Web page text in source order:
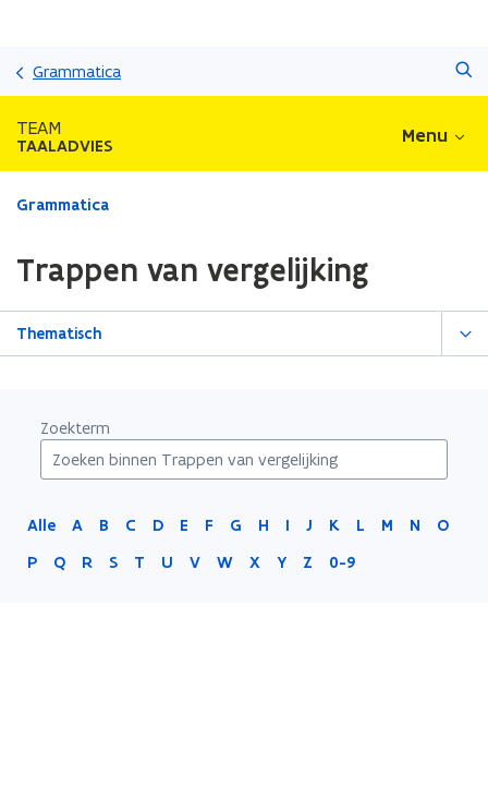
Grammatica
TEAM
TAALADVIES Menu
Gedaan
zich
op:
Trappen
Grammatica
Trappen van vergelijking
Thematisch
Zoekterm
Alle A B C D E F G H I J K L M N
O
P
Q R S T U V W X Y Z 0-9